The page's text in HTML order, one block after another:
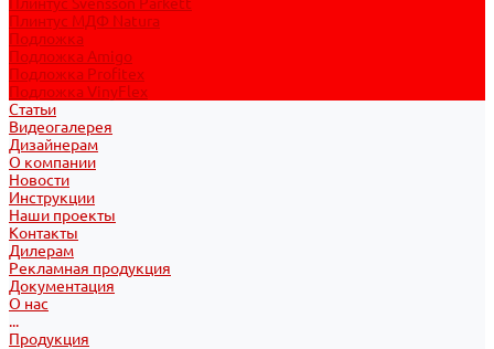
Плинтус МДФ Natura
Подложка
Подложка Amigo
Подложка Profitex
Подложка VinyFlex
Статьи
Видеогалерея
Дизайнерам
О компании
Новости
Инструкции
Наши проекты
Контакты
Дилерам
Рекламная продукция
Документация
О нас
...
Продукция